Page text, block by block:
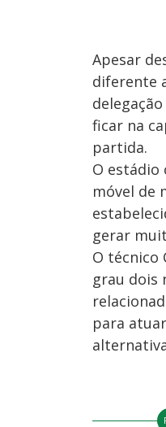
Apesar
diferente
ficar na
partida.
O estádio
móvel de
gerar
O técnico
grau dois
para